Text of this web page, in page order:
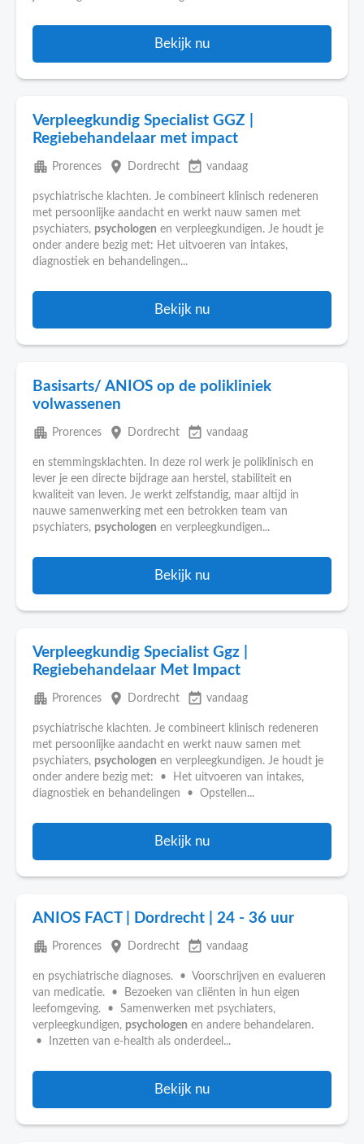
Bekijk nu
Verpleegkundig Specialist GGZ |
Regiebehandelaar met impact
apartment Prorences place Dordrecht event_available vandaag
psychiatrische klachten. Je combineert klinisch redeneren
met persoonlijke aandacht en werkt nauw samen met
psychiaters, psychologen en verpleegkundigen. Je houdt je
onder andere bezig met: Het uitvoeren van intakes,
diagnostiek en behandelingen...
Bekijk nu
Basisarts/ ANIOS op de polikliniek
volwassenen
apartment Prorences place Dordrecht event_available vandaag
en stemmingsklachten. In deze rol werk je poliklinisch en
lever je een directe bijdrage aan herstel, stabiliteit en
kwaliteit van leven. Je werkt zelfstandig, maar altijd in
nauwe samenwerking met een betrokken team van
psychiaters, psychologen en verpleegkundigen...
Bekijk nu
Verpleegkundig Specialist Ggz |
Regiebehandelaar Met Impact
apartment Prorences place Dordrecht event_available vandaag
psychiatrische klachten. Je combineert klinisch redeneren
met persoonlijke aandacht en werkt nauw samen met
psychiaters, psychologen en verpleegkundigen. Je houdt je
onder andere bezig met: • Het uitvoeren van intakes,
diagnostiek en behandelingen • Opstellen...
Bekijk nu
ANIOS FACT | Dordrecht | 24 - 36 uur
apartment Prorences place Dordrecht event_available vandaag
en psychiatrische diagnoses. • Voorschrijven en evalueren
van medicatie. • Bezoeken van cliënten in hun eigen
leefomgeving. • Samenwerken met psychiaters,
verpleegkundigen, psychologen en andere behandelaren.
• Inzetten van e-health als onderdeel...
Bekijk nu